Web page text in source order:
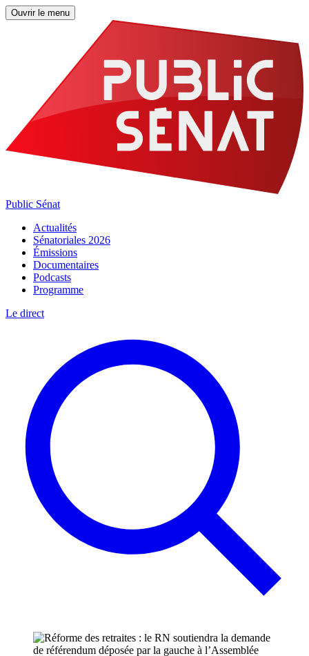
Ouvrir le menu
Public Sénat
Actualités
Sénatoriales 2026
Émissions
Documentaires
Podcasts
Programme
Le direct